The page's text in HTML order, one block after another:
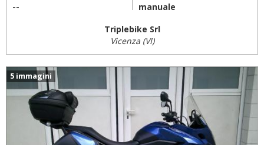
-- manuale
Triplebike Srl
Vicenza (VI)
5 immagini